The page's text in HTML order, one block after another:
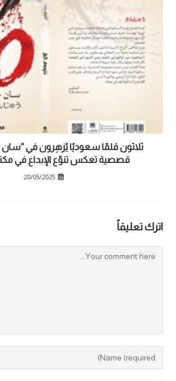
ثلاثون قلمًا سعوديًا يُزهِرون في
قصصية تعكس تنوّع الإبداع في
28/05/2025
اترك تعليقاً